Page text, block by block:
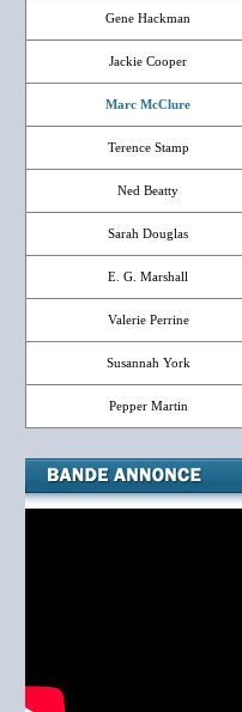
Gene Hackman
Jackie Cooper
Marc McClure
Terence Stamp
Ned Beatty
Sarah Douglas
E. G. Marshall
Valerie Perrine
Susannah York
Pepper Martin